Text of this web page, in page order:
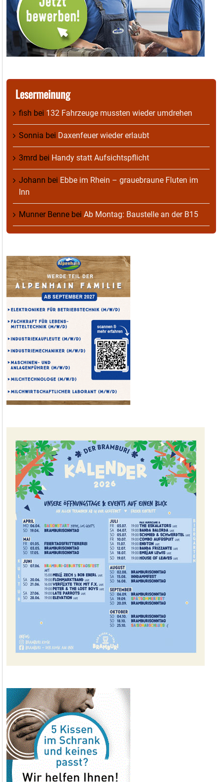
Lesermeinung
fish bei 132 Fahrzeuge mussten wieder umdrehen
Sonnia bei Daxenfeuer wieder erlaubt
3mrd bei Handy statt Aufsichtspflicht
Johann bei Ebbe im Rhein – grauebraune Fluten im
Inn
Munner Benne bei Ab Montag: Baustelle an der B15